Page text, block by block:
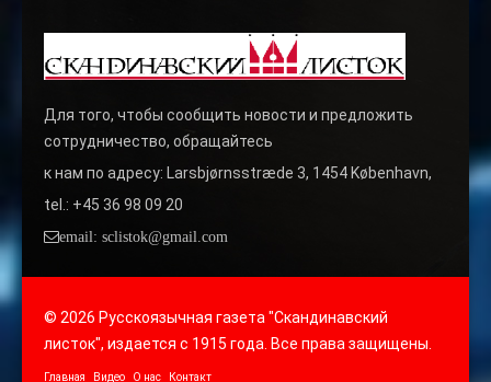
Для того, чтобы сообщить новости и предложить
сотрудничество, обращайтесь
к нам по адресу: Larsbjørnsstræde 3, 1454 København,
tel.: +45 36 98 09 20
email: sclistok@gmail.com
© 2026 Русскоязычная газета "Скандинавский
листок", издается с 1915 года. Все права защищены.
Главная Видео О нас Контакт